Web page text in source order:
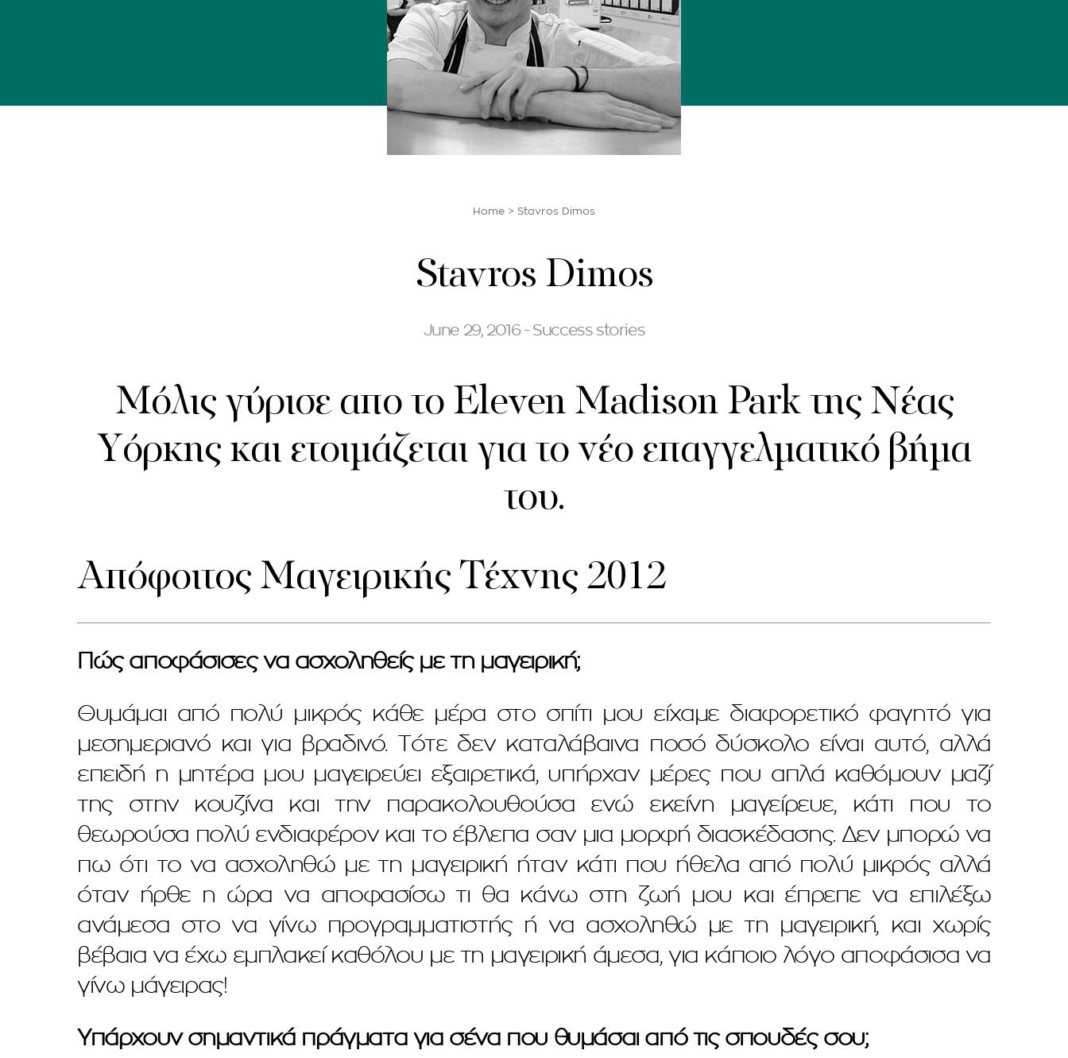
Home > Stavros Dimos
Stavros Dimos
June 29, 2016 - Success stories
Μόλις γύρισε απο το Eleven Madison Park της Νέας
Υόρκης και ετοιμάζεται για το νέο επαγγελματικό βήμα
του.
Απόφοιτος Μαγειρικής Τέχνης 2012
Πώς αποφάσισες να ασχοληθείς με τη μαγειρική;
Θυμάμαι από πολύ μικρός κάθε μέρα στο σπίτι μου είχαμε διαφορετικό φαγητό για
μεσημεριανό και για βραδινό. Τότε δεν καταλάβαινα ποσό δύσκολο είναι αυτό, αλλά
επειδή η μητέρα μου μαγειρεύει εξαιρετικά, υπήρχαν μέρες που απλά καθόμουν μαζί
της στην κουζίνα και την παρακολουθούσα ενώ εκείνη μαγείρευε, κάτι που το
θεωρούσα πολύ ενδιαφέρον και το έβλεπα σαν μια μορφή διασκέδασης. Δεν μπορώ να
πω ότι το να ασχοληθώ με τη μαγειρική ήταν κάτι που ήθελα από πολύ μικρός αλλά
όταν ήρθε η ώρα να αποφασίσω τι θα κάνω στη ζωή μου και έπρεπε να επιλέξω
ανάμεσα στο να γίνω προγραμματιστής ή να ασχοληθώ με τη μαγειρική, και χωρίς
βέβαια να έχω εμπλακεί καθόλου με τη μαγειρική άμεσα, για κάποιο λόγο αποφάσισα να
γίνω μάγειρας!
Υπάρχουν σημαντικά πράγματα για σένα που θυμάσαι από τις σπουδές σου;